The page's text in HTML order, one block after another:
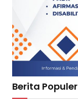
Berita Populer